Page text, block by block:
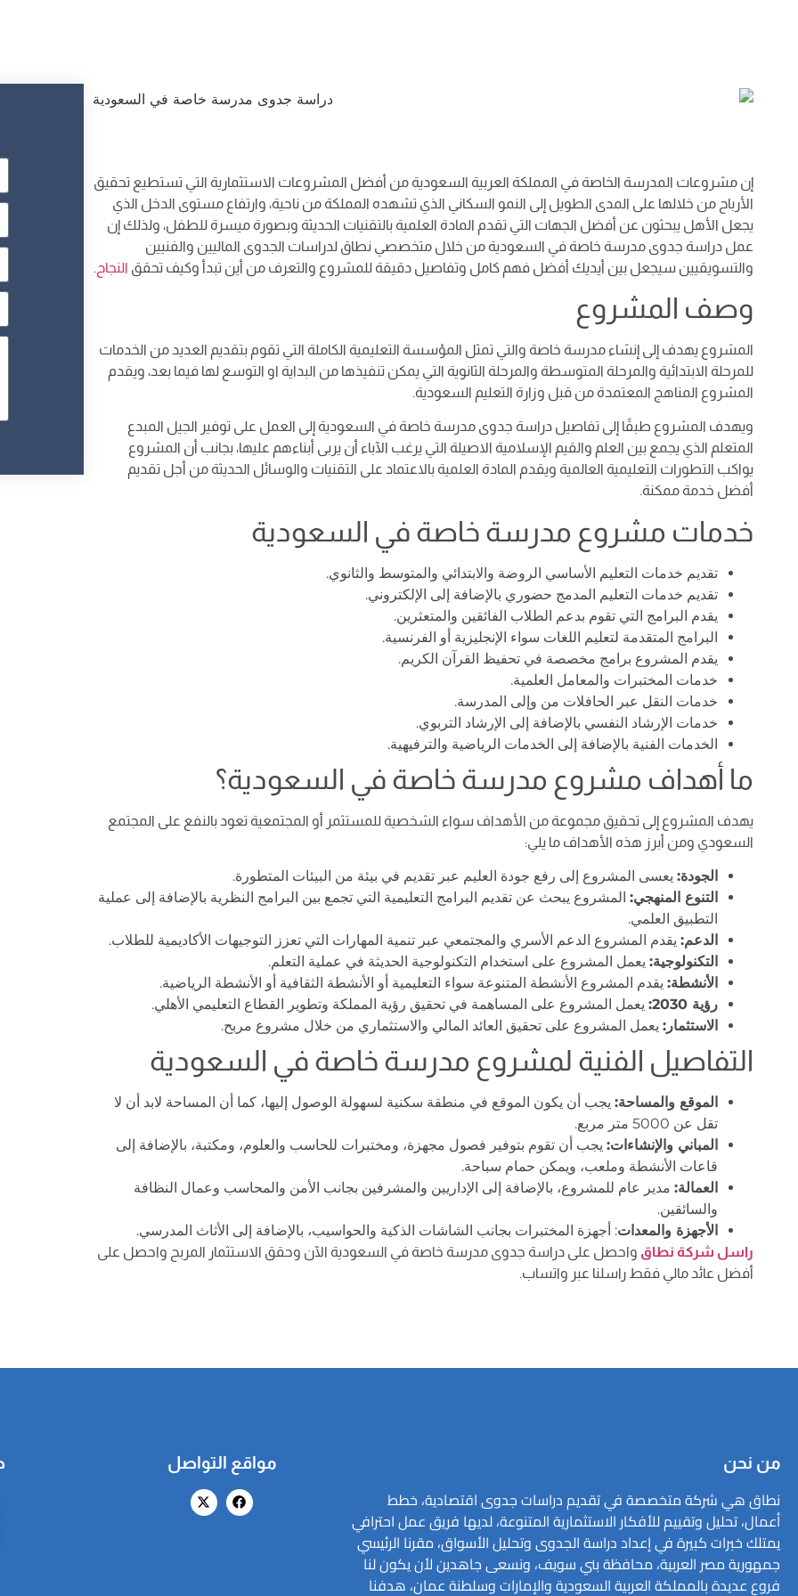
إن مشروعات المدرسة الخاصة في المملكة العربية السعودية من أفضل المشروعات الاستثمارية التي تستطيع تحقيق
الأرباح من خلالها على المدى الطويل إلى النمو السكاني الذي تشهده المملكة من ناحية، وارتفاع مستوى الدخل الذي
يجعل الأهل يبحثون عن أفضل الجهات التي تقدم المادة العلمية بالتقنيات الحديثة وبصورة ميسرة للطفل، ولذلك إن
عمل دراسة جدوى مدرسة خاصة في السعودية من خلال متخصصي نطاق لدراسات الجدوى الماليين والفنيين
والتسويقيين سيجعل بين أيديك أفضل فهم كامل وتفاصيل دقيقة للمشروع والتعرف من أين تبدأ وكيف تحقق النجاح .
وصف المشروع
المشروع يهدف إلى إنشاء مدرسة خاصة والتي تمثل المؤسسة التعليمية الكاملة التي تقوم بتقديم العديد من الخدمات
للمرحلة الابتدائية والمرحلة المتوسطة والمرحلة الثانوية التي يمكن تنفيذها من البداية او التوسع لها فيما بعد، ويقدم
المشروع المناهج المعتمدة من قبل وزارة التعليم السعودية.
ويهدف المشروع طبقًا إلى تفاصيل دراسة جدوى مدرسة خاصة في السعودية إلى العمل على توفير الجيل المبدع
المتعلم الذي يجمع بين العلم والقيم الإسلامية الاصيلة التي يرغب الآباء أن يربى أبناءهم عليها، بجانب أن المشروع
يواكب التطورات التعليمية العالمية ويقدم المادة العلمية بالاعتماد على التقنيات والوسائل الحديثة من أجل تقديم
أفضل خدمة ممكنة.
خدمات مشروع مدرسة خاصة في السعودية
تقديم خدمات التعليم الأساسي الروضة والابتدائي والمتوسط والثانوي.
تقديم خدمات التعليم المدمج حضوري بالإضافة إلى الإلكتروني.
يقدم البرامج التي تقوم بدعم الطلاب الفائقين والمتعثرين.
البرامج المتقدمة لتعليم اللغات سواء الإنجليزية أو الفرنسية.
يقدم المشروع برامج مخصصة في تحفيظ القرآن الكريم.
خدمات المختبرات والمعامل العلمية.
خدمات النقل عبر الحافلات من وإلى المدرسة.
خدمات الإرشاد النفسي بالإضافة إلى الإرشاد التربوي.
الخدمات الفنية بالإضافة إلى الخدمات الرياضية والترفيهية.
ما أهداف مشروع مدرسة خاصة في السعودية؟
يهدف المشروع إلى تحقيق مجموعة من الأهداف سواء الشخصية للمستثمر أو المجتمعية تعود بالنفع على المجتمع
السعودي ومن أبرز هذه الأهداف ما يلي:
الجودة: يعسى المشروع إلى رفع جودة العليم عبر تقديم في بيئة من البيئات المتطورة.
التنوع المنهجي: المشروع يبحث عن تقديم البرامج التعليمية التي تجمع بين البرامج النظرية بالإضافة إلى عملية
التطبيق العلمي.
الدعم: يقدم المشروع الدعم الأسري والمجتمعي عبر تنمية المهارات التي تعزز التوجيهات الأكاديمية للطلاب.
التكنولوجية: يعمل المشروع على استخدام التكنولوجية الحديثة في عملية التعلم.
الأنشطة: يقدم المشروع الأنشطة المتنوعة سواء التعليمية أو الأنشطة الثقافية أو الأنشطة الرياضية.
رؤية 2030:
يعمل المشروع على المساهمة في تحقيق رؤية المملكة وتطوير القطاع التعليمي الأهلي.
الاستثمار: يعمل المشروع على تحقيق العائد المالي والاستثماري من خلال مشروع مربح.
التفاصيل الفنية لمشروع مدرسة خاصة في السعودية
الموقع والمساحة: يجب أن يكون الموقع في منطقة سكنية لسهولة الوصول إليها، كما أن المساحة لابد أن لا
تقل عن 5000 متر مربع.
المباني والإنشاءات: يجب أن تقوم بتوفير فصول مجهزة، ومختبرات للحاسب والعلوم، ومكتبة، بالإضافة إلى
قاعات الأنشطة وملعب، ويمكن حمام سباحة.
العمالة: مدير عام للمشروع، بالإضافة إلى الإداريين والمشرفين بجانب الأمن والمحاسب وعمال النظافة
والسائقين.
الأجهزة والمعدات: أجهزة المختبرات بجانب الشاشات الذكية والحواسيب، بالإضافة إلى الأثاث المدرسي.
راسل شركة نطاق واحصل على دراسة جدوى مدرسة خاصة في السعودية الآن وحقق الاستثمار المربح واحصل على
أفضل عائد مالي فقط راسلنا عبر واتساب.
من نحن
نطاق هي شركة متخصصة في تقديم دراسات جدوى اقتصادية، خطط
أعمال، تحليل وتقييم للأفكار الاستثمارية المتنوعة، لديها فريق عمل احترافي
يمتلك خبرات كبيرة في إعداد دراسة الجدوى وتحليل الأسواق، مقرنا الرئيسي
جمهورية مصر العربية، محافظة بني سويف، ونسعى جاهدين لأن يكون لنا
فروع عديدة بالمملكة العربية السعودية والإمارات وسلطنة عمان، هدفنا
مواقع التواصل